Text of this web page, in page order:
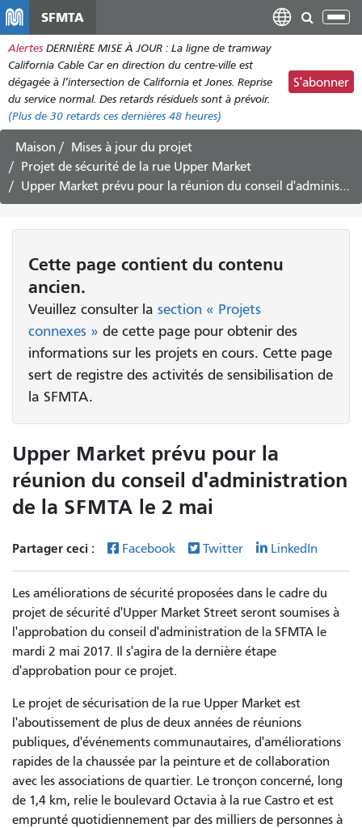
contenu
principal
SFMTA
Alertes DERNIÈRE MISE À JOUR : La ligne de tramway
California Cable Car en direction du centre-ville est
dégagée à l’intersection de California et Jones. Reprise
du service normal. Des retards résiduels sont à prévoir.
(Plus de 30 retards ces dernières 48 heures)
S'abonner
Maison
Mises à jour du projet
Projet de sécurité de la rue Upper Market
Upper Market prévu pour la réunion du conseil d'administration de la SFMTA le 2 mai
Cette page contient du contenu
ancien.
Veuillez consulter la section « Projets
connexes » de cette page pour obtenir des
informations sur les projets en cours. Cette page
sert de registre des activités de sensibilisation de
la SFMTA.
Upper Market prévu pour la
réunion du conseil d'administration
de la SFMTA le 2 mai
Partager ceci : Facebook Twitter LinkedIn
Les améliorations de sécurité proposées dans le cadre du
projet de sécurité d'Upper Market Street seront soumises à
l'approbation du conseil d'administration de la SFMTA le
mardi 2 mai 2017. Il s'agira de la dernière étape
d'approbation pour ce projet.
Le projet de sécurisation de la rue Upper Market est
l'aboutissement de plus de deux années de réunions
publiques, d'événements communautaires, d'améliorations
rapides de la chaussée par la peinture et de collaboration
avec les associations de quartier. Le tronçon concerné, long
de 1,4 km, relie le boulevard Octavia à la rue Castro et est
emprunté quotidiennement par des milliers de personnes à